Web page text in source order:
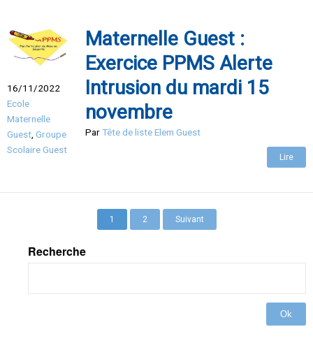
16/11/2022
Ecole
Maternelle
Guest, Groupe
Scolaire Guest
Maternelle Guest :
Exercice PPMS Alerte
Intrusion du mardi 15
novembre
ParTête de liste Elem Guest
Lire
1 2 Suivant
Recherche
Ok